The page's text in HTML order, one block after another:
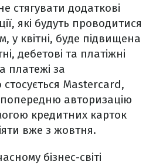
стягувати додаткові
які будуть проводитися
у квітні, буде підвищена
дебетові та платіжні
платежі за
Mastercard,
авторизацію
кредитних карток
вже з жовтня.
бізнес-світі